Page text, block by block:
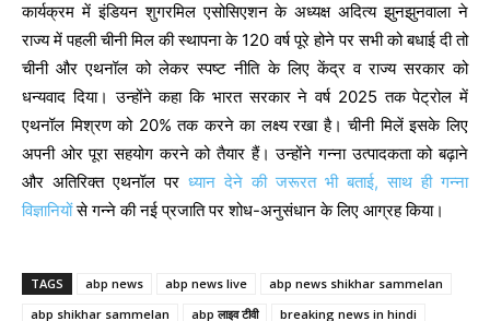
कार्यक्रम में इंडियन शुगरमिल एसोसिएशन के अध्यक्ष अदित्य झुनझुनवाला ने
राज्य में पहली चीनी मिल की स्थापना के 120 वर्ष पूरे होने पर सभी को बधाई दी तो
चीनी और एथनॉल को लेकर स्पष्ट नीति के लिए केंद्र व राज्य सरकार को
धन्यवाद दिया। उन्होंने कहा कि भारत सरकार ने वर्ष 2025 तक पेट्रोल में
एथनॉल मिश्रण को 20% तक करने का लक्ष्य रखा है। चीनी मिलें इसके लिए
अपनी ओर पूरा सहयोग करने को तैयार हैं। उन्होंने गन्ना उत्पादकता को बढ़ाने
और अतिरिक्त एथनॉल पर ध्यान देने की जरूरत भी बताई, साथ ही गन्ना
विज्ञानियोंसे गन्ने की नई प्रजाति पर शोध-अनुसंधान के लिए आग्रह किया।
TAGS abp news abp news live
abp news shikhar sammelan
abp shikhar sammelan
abp लाइव टीवी
breaking news in hindi